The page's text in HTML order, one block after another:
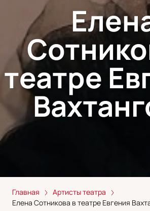
театре
Главная
Артисты театра
Елена Сотникова в театре Евгения